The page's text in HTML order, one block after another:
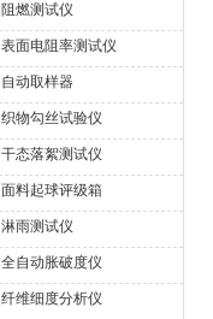
阻燃测试仪
表面电阻率测试仪
自动取样器
织物勾丝试验仪
干态落絮测试仪
面料起球评级箱
淋雨测试仪
全自动胀破度仪
纤维细度分析仪